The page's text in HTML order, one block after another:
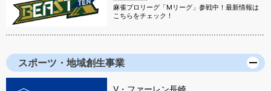
麻雀プロリーグ「Mリーグ」参戦中！最新情報は
こちらをチェック！
スポーツ・地域創生事業
V・ファーレン長崎